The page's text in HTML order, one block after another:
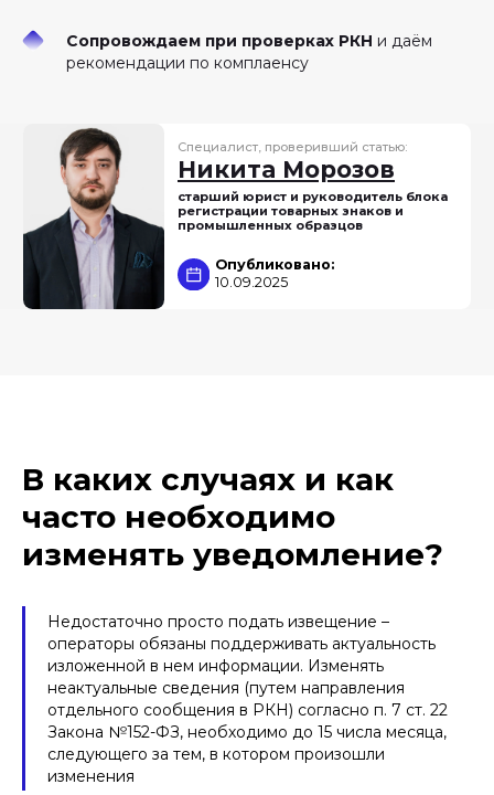
Сопровождаем при проверках РКН и даём
рекомендации по комплаенсу
В каких случаях и как
часто необходимо
изменять уведомление?
Недостаточно просто подать извещение –
операторы обязаны поддерживать актуальность
изложенной в нем информации. Изменять
неактуальные сведения (путем направления
отдельного сообщения в РКН) согласно п. 7 ст. 22
Закона №152-ФЗ, необходимо до 15 числа месяца,
следующего за тем, в котором произошли
изменения